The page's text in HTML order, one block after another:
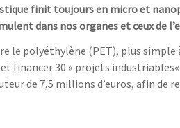
finit toujours en micro et
dans nos organes et ceux de
le polyéthylène (PET), plus simple
financer30 « projets industriables«
de 7,5 millions d’euros, afin de